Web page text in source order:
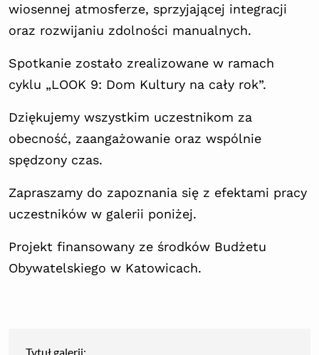
wiosennej atmosferze, sprzyjającej integracji
oraz rozwijaniu zdolności manualnych.
Spotkanie zostało zrealizowane w ramach
cyklu „LOOK 9: Dom Kultury na cały rok”.
Dziękujemy wszystkim uczestnikom za
obecność, zaangażowanie oraz wspólnie
spędzony czas.
Zapraszamy do zapoznania się z efektami pracy
uczestników w galerii poniżej.
Projekt finansowany ze środków Budżetu
Obywatelskiego w Katowicach.